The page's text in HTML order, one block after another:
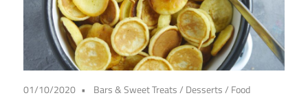
01/10/2020 Bars & Sweet Treats/ Desserts/ Food